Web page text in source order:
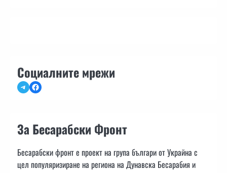
Социалните мрежи
TelegramFacebook
За Бесарабски Фронт
Бесарабски фронт е проект на група българи от Украйна с
цел популяризиране на региона на Дунавска Бесарабия и